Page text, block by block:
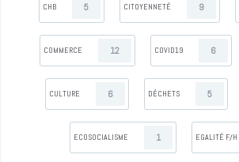
CHB 5 CITOYENNETÉ 9
COMMERCE 12 COVID19 6
CULTURE 6 DÉCHETS 5
ECOSOCIALISME 1 EGALITÉ F/H